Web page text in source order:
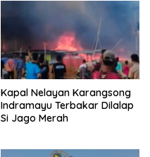
Kapal Nelayan Karangsong
Indramayu Terbakar Dilalap
Si Jago Merah